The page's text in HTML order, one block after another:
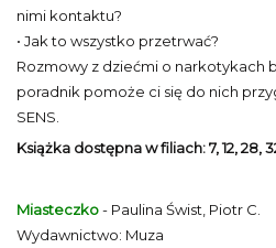
nimi kontaktu?
• Jak to wszystko przetrwać?
Rozmowy z dziećmi o narkotykach
poradnik pomoże ci się do nich
SENS.
Książka dostępna w filiach: 7, 12, 28,
Miasteczko- Paulina Świst, Piotr C.
Wydawnictwo: Muza